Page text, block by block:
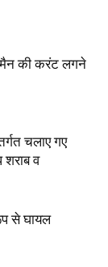
की करंट लगने
चलाए गए
व
से घायल